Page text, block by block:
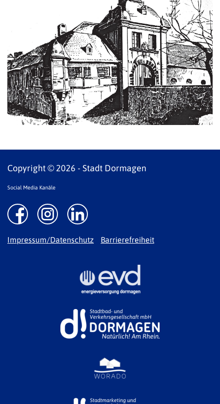
Copyright © 2026 - Stadt Dormagen
Social Media Kanäle
Impressum/Datenschutz Barrierefreiheit